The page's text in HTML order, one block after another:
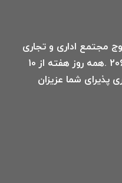
مجتمع اداری و تجاری
سرزمین آفتاب طبقه 2 واحد 206 .همه روز هفته از 10
پذیرای شما عزیزان